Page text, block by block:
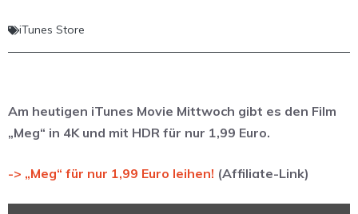
iTunes Store
Am heutigen iTunes Movie Mittwoch gibt es den Film
„Meg“ in 4K und mit HDR für nur 1,99 Euro.
-> „Meg“ für nur 1,99 Euro leihen! (Affiliate-Link)